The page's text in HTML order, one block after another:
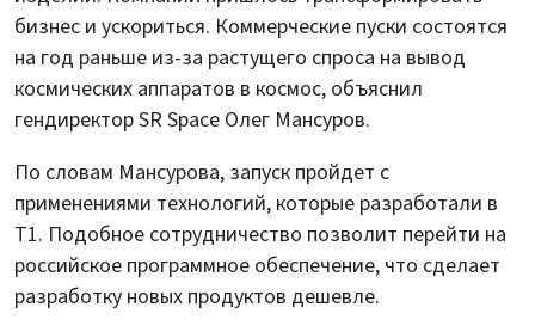
бизнес и ускориться. Коммерческие пуски состоятся
на год раньше из-за растущего спроса на вывод
космических аппаратов в космос, объяснил
гендиректор SR Space Олег Мансуров.
По словам Мансурова, запуск пройдет с
применениями технологий, которые разработали в
Т1. Подобное сотрудничество позволит перейти на
российское программное обеспечение, что сделает
разработку новых продуктов дешевле.